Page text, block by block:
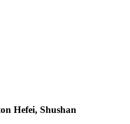
Hefei, Shushan